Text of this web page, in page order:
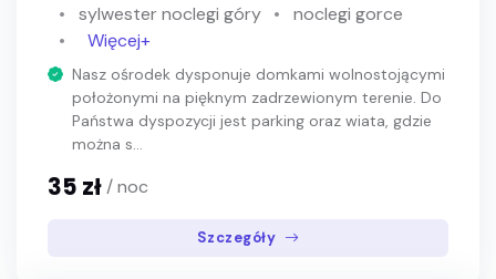
sylwester noclegi góry
noclegi gorce
Więcej+
Nasz ośrodek dysponuje domkami wolnostojącymi
położonymi na pięknym zadrzewionym terenie. Do
Państwa dyspozycji jest parking oraz wiata, gdzie
można s...
35 zł/ noc
Szczegóły